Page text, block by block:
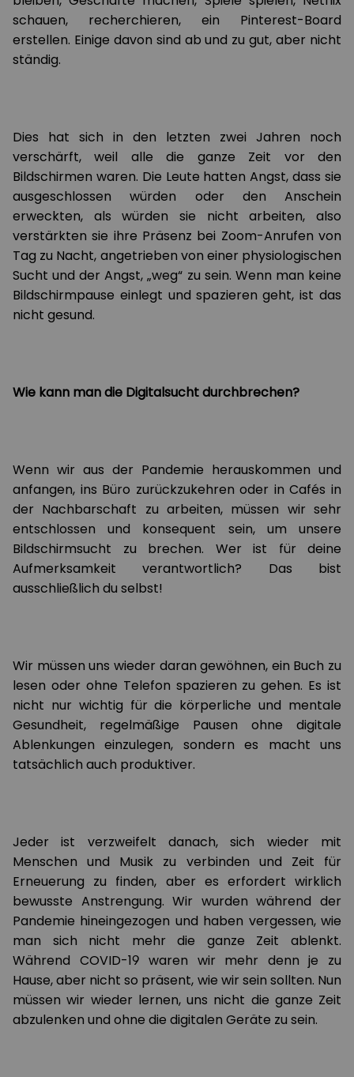
schauen, recherchieren, ein Pinterest-Board
erstellen. Einige davon sind ab und zu gut, aber nicht
ständig.
Dies hat sich in den letzten zwei Jahren noch
verschärft, weil alle die ganze Zeit vor den
Bildschirmen waren. Die Leute hatten Angst, dass sie
ausgeschlossen würden oder den Anschein
erweckten, als würden sie nicht arbeiten, also
verstärkten sie ihre Präsenz bei Zoom-Anrufen von
Tag zu Nacht, angetrieben von einer physiologischen
Sucht und der Angst, „weg“ zu sein. Wenn man keine
Bildschirmpause einlegt und spazieren geht, ist das
nicht gesund.
Wie kann man die Digitalsucht durchbrechen?
Wenn wir aus der Pandemie herauskommen und
anfangen, ins Büro zurückzukehren oder in Cafés in
der Nachbarschaft zu arbeiten, müssen wir sehr
entschlossen und konsequent sein, um unsere
Bildschirmsucht zu brechen. Wer ist für deine
Aufmerksamkeit verantwortlich? Das bist
ausschließlich du selbst!
Wir müssen uns wieder daran gewöhnen, ein Buch zu
lesen oder ohne Telefon spazieren zu gehen. Es ist
nicht nur wichtig für die körperliche und mentale
Gesundheit, regelmäßige Pausen ohne digitale
Ablenkungen einzulegen, sondern es macht uns
tatsächlich auch produktiver.
Jeder ist verzweifelt danach, sich wieder mit
Menschen und Musik zu verbinden und Zeit für
Erneuerung zu finden, aber es erfordert wirklich
bewusste Anstrengung. Wir wurden während der
Pandemie hineingezogen und haben vergessen, wie
man sich nicht mehr die ganze Zeit ablenkt.
Während COVID-19 waren wir mehr denn je zu
Hause, aber nicht so präsent, wie wir sein sollten. Nun
müssen wir wieder lernen, uns nicht die ganze Zeit
abzulenken und ohne die digitalen Geräte zu sein.